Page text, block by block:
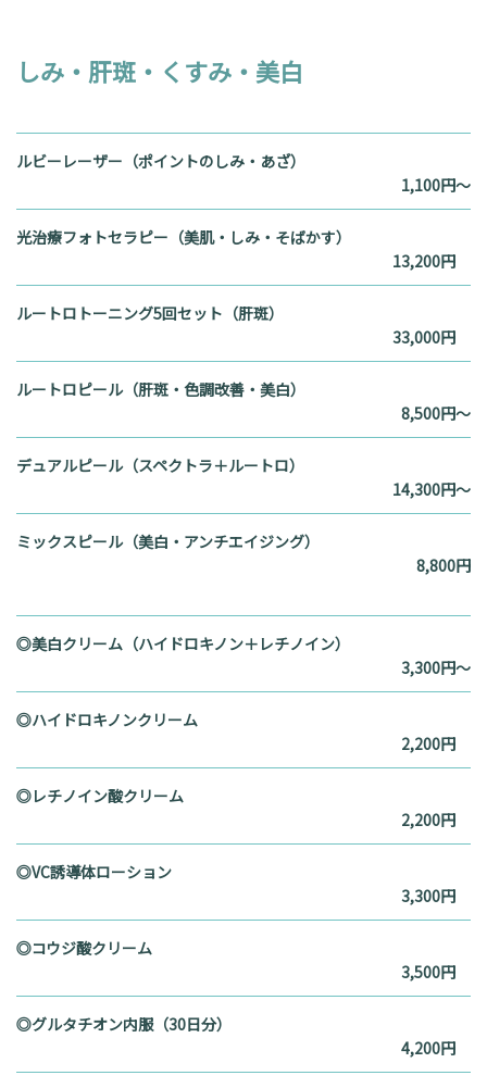
しみ・肝斑・くすみ・美白
ルビーレーザー（ポイントのしみ・あざ）
1,100円～
光治療フォトセラピー（美肌・しみ・そばかす）
13,200円
ルートロトーニング5回セット（肝斑）
33,000円
ルートロピール（肝斑・色調改善・美白）
8,500円～
デュアルピール（スペクトラ＋ルートロ）
14,300円～
ミックスピール（美白・アンチエイジング）
8,800円
◎美白クリーム（ハイドロキノン＋レチノイン）
3,300円～
◎ハイドロキノンクリーム
2,200円
◎レチノイン酸クリーム
2,200円
◎VC誘導体ローション
3,300円
◎コウジ酸クリーム
3,500円
◎グルタチオン内服（30日分）
4,200円